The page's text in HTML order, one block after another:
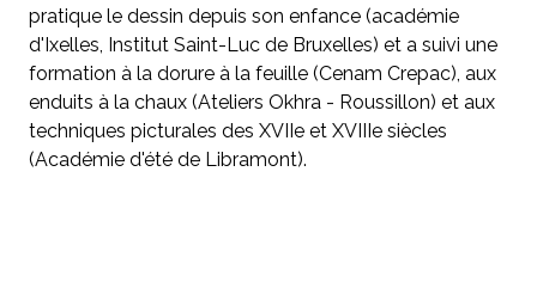
pratique le dessin depuis son enfance (académie
d'Ixelles, Institut Saint-Luc de Bruxelles) et a suivi une
formation à la dorure à la feuille (Cenam Crepac), aux
enduits à la chaux (Ateliers Okhra - Roussillon) et aux
techniques picturales des XVIIe et XVIIIe siècles
(Académie d'été de Libramont).